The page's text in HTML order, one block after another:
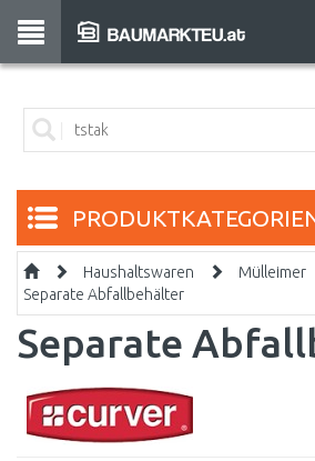
Haushaltswaren
Mülleimer
Separate Abfallbehälter
Separate